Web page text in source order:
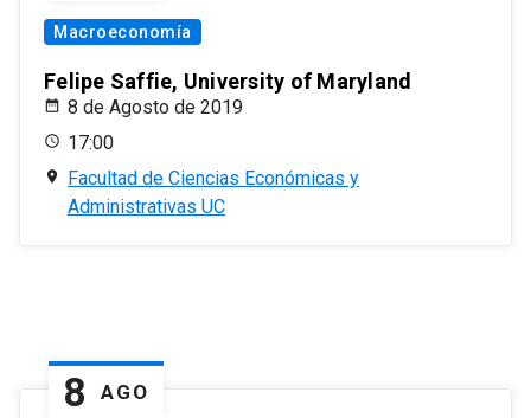
Macroeconomía
Felipe Saffie, University of Maryland
8 de Agosto de 2019
17:00
Facultad de Ciencias Económicas y
Administrativas UC
8 AGO